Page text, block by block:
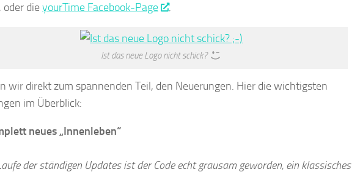
oder dieyourTime Facebook-Page .
Ist das neue Logo nicht schick?
wir direkt zum spannenden Teil, den Neuerungen. Hier die wichtigsten
im Überblick:
neues „Innenleben“
der ständigen Updates ist der Code echt grausam geworden, ein klassisches